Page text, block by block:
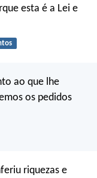
esta é a Lei e
ao que lhe
os pedidos
riquezas e